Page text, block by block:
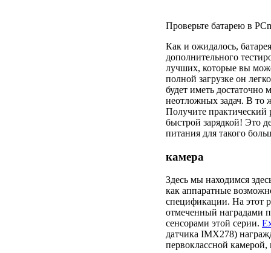
Проверьте батарею в
Как и ожидалось,
дополнительного
лучших, которые вы
полной загрузке он
будет иметь
неотложных задач. В то
Получите практический
быстрой зарядкой! Это
питания для такого
камера
Здесь мы находимся
как аппаратные
спецификации. На этот
отмеченный наградами
сенсорами этой серии.
датчика IMX278)
первоклассной камерой,